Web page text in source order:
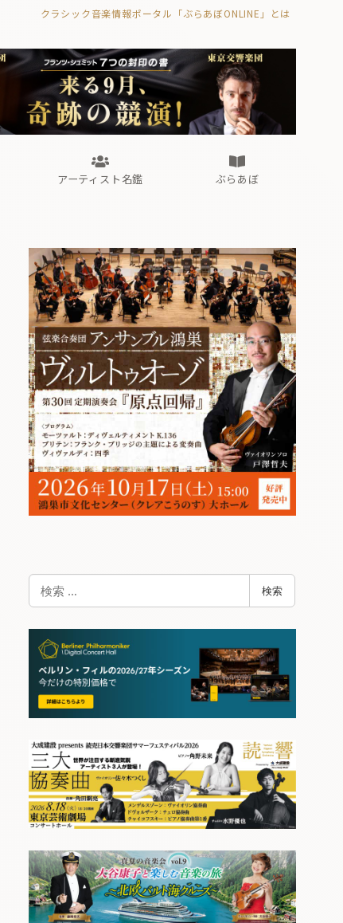
クラシック音楽情報ポータル「ぶらあぼONLINE」とは
ぶらあぼブラス！
フォルテピアノ・オデッセイ
アーティスト名鑑 ぶらあぼ
ぶらあぼブラス！
フォルテピアノ・オデッセイ
検
索
検索